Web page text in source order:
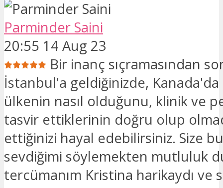
Parminder Saini
20:55 14 Aug 23
Bir inanç sıçramasından
İstanbul'a geldiğinizde,
ülkenin nasıl olduğunu, klinik ve
tasvir ettiklerinin doğru olup
ettiğinizi hayal edebilirsiniz. Size
sevdiğimi söylemekten mutluluk
tercümanım Kristina harikaydı ve